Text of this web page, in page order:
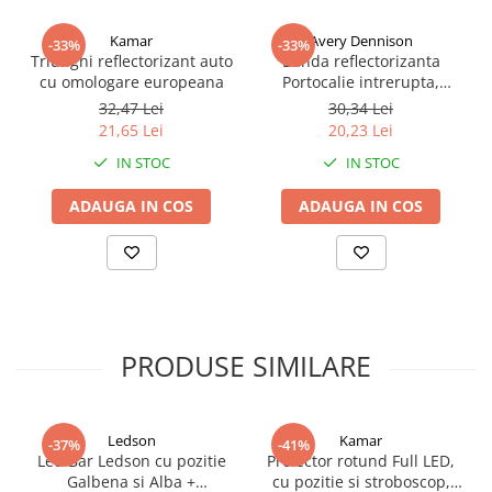
Off Road
Proiectoare Full LED
Proiectoare Halogen plus LED
Dispozitive Avertizare
Accesorii Goarne Pneumatice
Autocolante reflectorizante si
fluorescente
Avertizare sonora
Benzi si placi reflectorizante
Goarne / Trompete Pneumatice
Kituri Instalare Goarne
Pneumatice
-33% Kamar
Triunghi reflectorizant auto
cu omologare europeana
32,47 Lei
21,65 Lei
IN STOC
ADAUGA IN COS
-33%Avery Dennison
Banda reflectorizanta
Portocalie intrerupta,
segmentata, Profi, Avery
SUA
30,34 Lei
20,23 Lei
IN STOC
ADAUGA IN COS
PRODUSE SIMILARE
-37% Ledson
Led Bar Ledson cu pozitie
Galbena si Alba +
-41% Kamar
Proiector rotund Full LED,
cu pozitie si stroboscop,